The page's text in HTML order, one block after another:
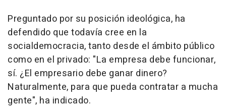
Preguntado por su posición ideológica, ha
defendido que todavía cree en la
socialdemocracia, tanto desde el ámbito público
como en el privado: "La empresa debe funcionar,
sí. ¿El empresario debe ganar dinero?
Naturalmente, para que pueda contratar a mucha
gente", ha indicado.